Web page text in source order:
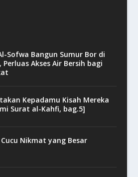
Sofwa Bangun Sumur Bor di
Perluas Akses Air Bersih bagi
Kepadamu Kisah Mereka
Surat al-Kahfi, bag.5]
Nikmat yang Besar